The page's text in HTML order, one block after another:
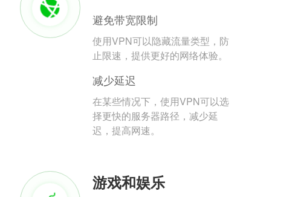
避免带宽限制
使用VPN可以隐藏流量类型，防
止限速，提供更好的网络体验。
减少延迟
在某些情况下，使用VPN可以选
择更快的服务器路径，减少延
迟，提高网速。
游戏和娱乐